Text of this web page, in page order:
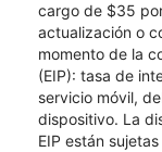
cargo de $35
actualización o
momento de la
(EIP): tasa de
servicio móvil,
dispositivo. La
EIP están